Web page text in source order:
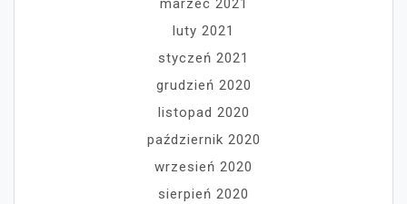
marzec 2021
luty 2021
styczeń 2021
grudzień 2020
listopad 2020
październik 2020
wrzesień 2020
sierpień 2020